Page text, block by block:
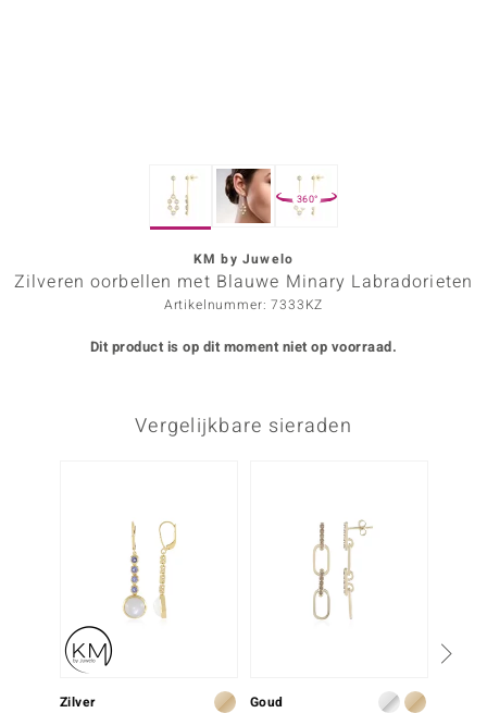
Collection
360°
KM by Juwelo
Zilveren oorbellen met Blauwe Minary Labradorieten
Artikelnummer: 7333KZ
Dit product is op dit moment niet op voorraad.
Vergelijkbare sieraden
Zilver Goud